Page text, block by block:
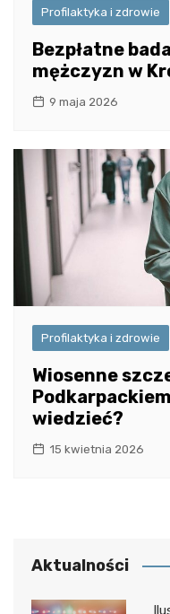
Profilaktyka i zdrowie
Bezpłatne
mężczyzn w
9 maja 2026
Profilaktyka i zdrowie
Wiosenne
wiedzieć?
15 kwietnia 2026
Aktualności